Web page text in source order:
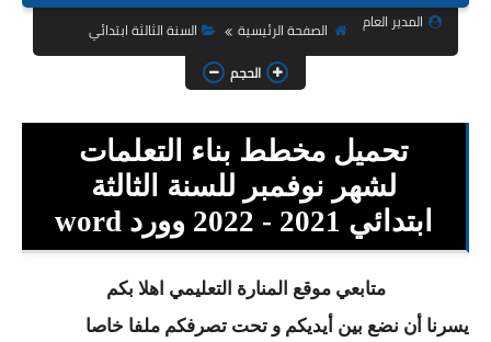
السنة الثانية ابتدائي
السنة الرابعة ابتدائي
السنة الخامسة ابتدائي
شهادة التعليم الابتدائي
تزيين القسم
المدير العام الصفحة الرئيسية
السنة الثالثة ابتدائي
الحجم
تحميل مخطط بناء التعلمات
لشهر نوفمبر للسنة الثالثة
ابتدائي 2021 - 2022 وورد word
متابعي موقع المنارة التعليمي اهلا بكم
يسرنا أن نضع بين أيديكم و تحت تصرفكم ملفا خاصا